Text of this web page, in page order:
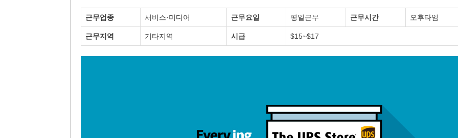
근무업종 서비스·미디어 근무요일 평일근무 근무시간 오후타임
근무지역 기타지역 시급 $15~$17